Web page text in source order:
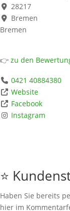
28217
Bremen
Bremen
👉 zu den
0421 40884380
Website
Facebook
Instagram
⭐
Haben Sie bereits
hier im